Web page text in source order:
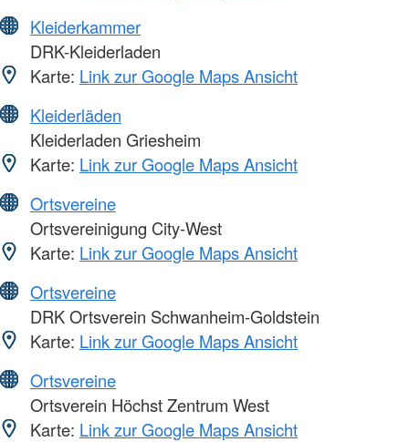
Kleiderkammer
DRK-Kleiderladen
Karte: Link zur Google Maps Ansicht
Kleiderläden
Kleiderladen Griesheim
Karte: Link zur Google Maps Ansicht
Ortsvereine
Ortsvereinigung City-West
Karte: Link zur Google Maps Ansicht
Ortsvereine
DRK Ortsverein Schwanheim-Goldstein
Karte: Link zur Google Maps Ansicht
Ortsvereine
Ortsverein Höchst Zentrum West
Karte: Link zur Google Maps Ansicht